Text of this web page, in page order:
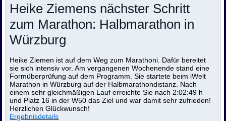
Heike Ziemens nächster Schritt
zum Marathon: Halbmarathon in
Würzburg
Heike Ziemen ist auf dem Weg zum Marathoni. Dafür bereitet
sie sich intensiv vor. Am vergangenen Wochenende stand eine
Formüberprüfung auf dem Programm. Sie startete beim iWelt
Marathon in Würzburg auf der Halbmarathondistanz. Nach
einem sehr gleichmäßigen Lauf erreichte Sie nach 2:02:49 h
und Platz 16 in der W50 das Ziel und war damit sehr zufrieden!
Herzlichen Glückwunsch!
Ergebnisdetails